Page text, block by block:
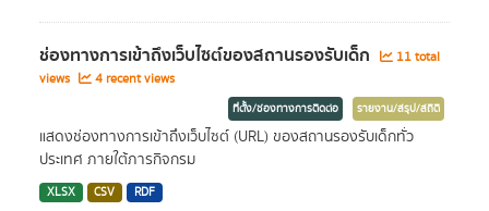
ช่องทางการเข้าถึงเว็บไซต์ของสถานรองรับเด็ก
11 total
views
4 recent views
ที่ตั้ง/ช่องทางการติดต่อ รายงาน/สรุป/สถิติ
แสดงช่องทางการเข้าถึงเว็บไซต์ (URL) ของสถานรองรับเด็กทั่ว
ประเทศ ภายใต้ภารกิจกรม
XLSX CSV RDF